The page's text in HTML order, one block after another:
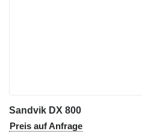
Sandvik DX 800
Preis auf Anfrage